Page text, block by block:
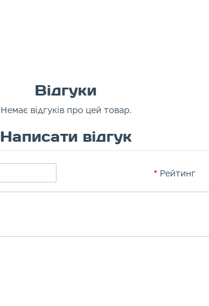
Відгуки
Немає відгуків про цей товар.
Написати відгук
Рейтинг